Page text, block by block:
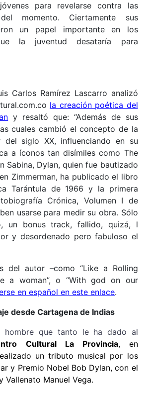
para revelarse contra las
momento. Ciertamente sus
un papel importante en los
la juventud desataría para
Carlos Ramírez Lascarro analizó
la creación poética del
y resaltó que: “Además de sus
cuales cambió el concepto de la
del siglo XX, influenciando en su
a íconos tan disímiles como The
Sabina, Dylan, quien fue bautizado
Zimmerman, ha publicado el libro
Tarántula de 1966 y la primera
Crónica, Volumen I de
usarse para medir su obra. Sólo
un bonus track, fallido, quizá, l
y desordenado pero fabuloso el
del autor –como “Like a Rolling
a woman”, o “With god on our
en español en este enlace.
desde Cartagena de Indias
hombre que tanto le ha dado al
Cultural La Provincia, en
un tributo musical por los
y Premio Nobel Bob Dylan, con el
Vallenato Manuel Vega.